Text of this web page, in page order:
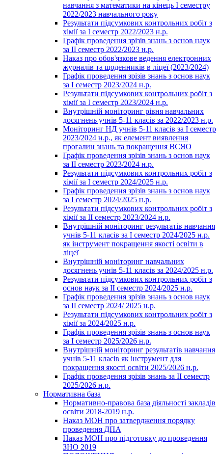
навчання з математики на кінець І семестру
2022/2023 навчального року
Результати підсумкових контрольних робіт з
хімії за І семестр 2022/2023 н.р.
Графік проведення зрізів знань з основ наук
за ІІ семестр 2022/2023 н.р.
Наказ про обов'язкове ведення електронних
журналів та щоденників в ліцеї (2023/2024)
Графік проведення зрізів знань з основ наук
за І семестр 2023/2024 н.р.
Результати підсумкових контрольних робіт з
хімії за І семестр 2023/2024 н.р.
Внутрішній моніторинг рівня навчальних
досягнень учнів 5-11 класів за 2022/2023 н.р.
Моніторинг НД учнів 5-11 класів за І семестр
2023/2024 н.р., як елемент виявлення
прогалин знань та покращення ВСЯО
Графік проведення зрізів знань з основ наук
за ІІ семестр 2023/2024 н.р.
Результати підсумкових контрольних робіт з
хімії за І семестр 2024/2025 н.р.
Графік проведення зрізів знань з основ наук
за І семестр 2024/2025 н.р.
Результати підсумкових контрольних робіт з
хімії за ІІ семестр 2023/2024 н.р.
Внутрішній моніторинг результатів навчання
учнів 5-11 класів за І семестр 2024/2025 н.р.
як інструмент покращення якості освіти в
ліцеї
Внутрішній моніторинг навчальних
досягнень учнів 5-11 класів за 2024/2025 н.р.
Результати підсумкових контрольних робіт з
основ наук за ІІ семестр 2024/2025 н.р.
Графік проведення зрізів знань з основ наук
за ІІ семестр 2024/ 2025 н.р.
Результати підсумкових контрольних робіт з
хімії за 2024/2025 н.р.
Графік проведення зрізів знань з основ наук
за І семестр 2025/2026 н.р.
Внутрішній моніторинг результатів навчання
учнів 5-11 класів як інструмент для
покращення якості освіти 2025/2026 н.р.
Графік проведення зрізів знань за ІІ семестр
2025/2026 н.р.
Нормативна база
Нормативно-правова база діяльності закладів
освіти 2018-2019 н.р.
Наказ МОН про затвердження порядку
проведення ДПА
Наказ МОН про підготовку до проведення
ЗНО 2019